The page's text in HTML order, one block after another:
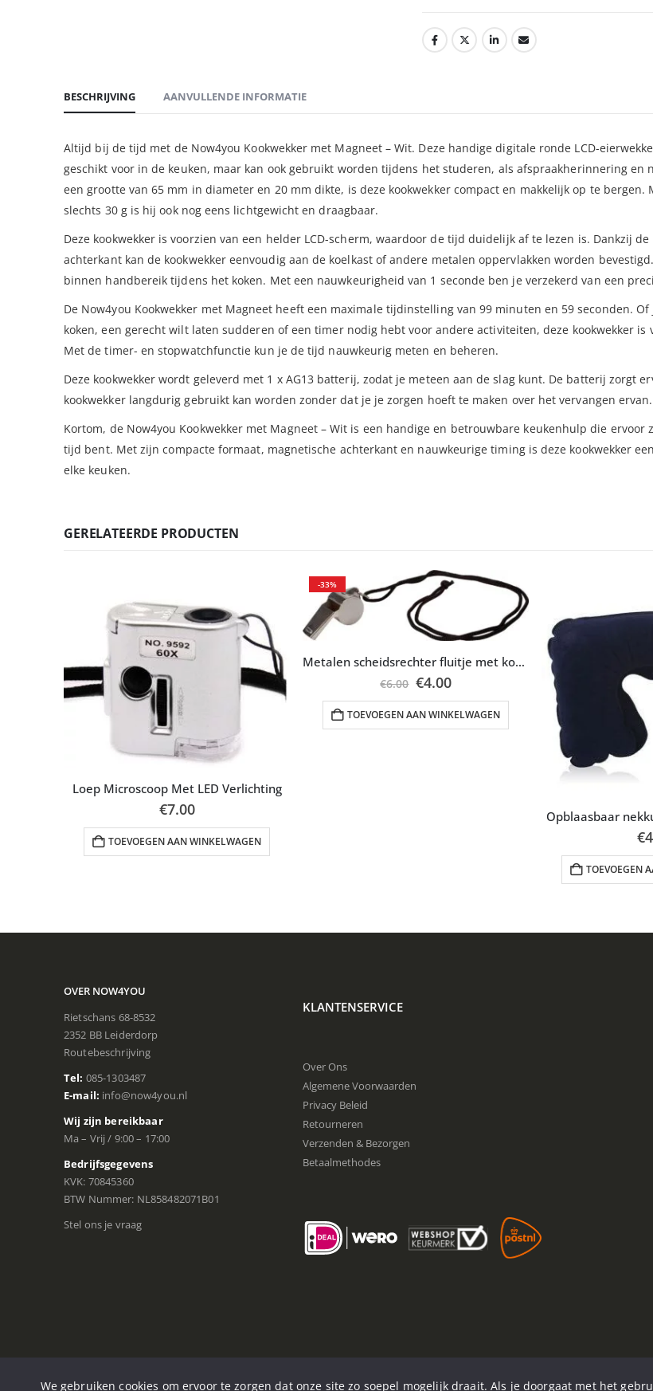
BESCHRIJVING AANVULLENDE INFORMATIE
Altijd bij de tijd met de Now4you Kookwekker met Magneet – Wit. Deze handige digitale ronde LCD-
geschikt voor in de keuken, maar kan ook gebruikt worden tijdens het studeren, als afspraakherinnering en
een grootte van 65 mm in diameter en 20 mm dikte, is deze kookwekker compact en makkelijk op te bergen.
slechts 30 g is hij ook nog eens lichtgewicht en draagbaar.
Deze kookwekker is voorzien van een helder LCD-scherm, waardoor de tijd duidelijk af te lezen is. Dankzij
achterkant kan de kookwekker eenvoudig aan de koelkast of andere metalen oppervlakken worden
binnen handbereik tijdens het koken. Met een nauwkeurigheid van 1 seconde ben je verzekerd van een
De Now4you Kookwekker met Magneet heeft een maximale tijdinstelling van 99 minuten en 59 seconden.
koken, een gerecht wilt laten sudderen of een timer nodig hebt voor andere activiteiten, deze kookwekker is
Met de timer- en stopwatchfunctie kun je de tijd nauwkeurig meten en beheren.
Deze kookwekker wordt geleverd met 1 x AG13 batterij, zodat je meteen aan de slag kunt. De batterij zorgt
kookwekker langdurig gebruikt kan worden zonder dat je je zorgen hoeft te maken over het vervangen ervan.
Kortom, de Now4you Kookwekker met Magneet – Wit is een handige en betrouwbare keukenhulp die ervoor
tijd bent. Met zijn compacte formaat, magnetische achterkant en nauwkeurige timing is deze kookwekker
elke keuken.
GERELATEERDE PRODUCTEN
Loep Microscoop Met LED Verlichting
€7.00
TOEVOEGEN AAN WINKELWAGEN
-33%
Metalen scheidsrechter fluitje met koord zwart 2 stuks
€6.00 Oorspronkelijke
prijs
was:
€6.00.
€4.00Huidige
prijs
is:
€4.00.
TOEVOEGEN AAN WINKELWAGEN
Opblaasbaar
€
TOEVOEGEN
OVER NOW4YOU
Rietschans 68-8532
2352 BB Leiderdorp
Routebeschrijving
Tel: 085-1303487
E-mail: info@now4you.nl
Wij zijn bereikbaar
Ma – Vrij / 9:00 – 17:00
Bedrijfsgegevens
KVK: 70845360
BTW Nummer: NL858482071B01
Stel ons je vraag
KLANTENSERVICE
Over Ons
Algemene Voorwaarden
Privacy Beleid
Retourneren
Verzenden & Bezorgen
Betaalmethodes
We gebruiken cookies om ervoor te zorgen dat onze site zo soepel mogelijk draait. Als je doorgaat met het